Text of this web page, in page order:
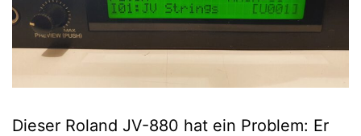
Dieser Roland JV-880 hat ein Problem: Er